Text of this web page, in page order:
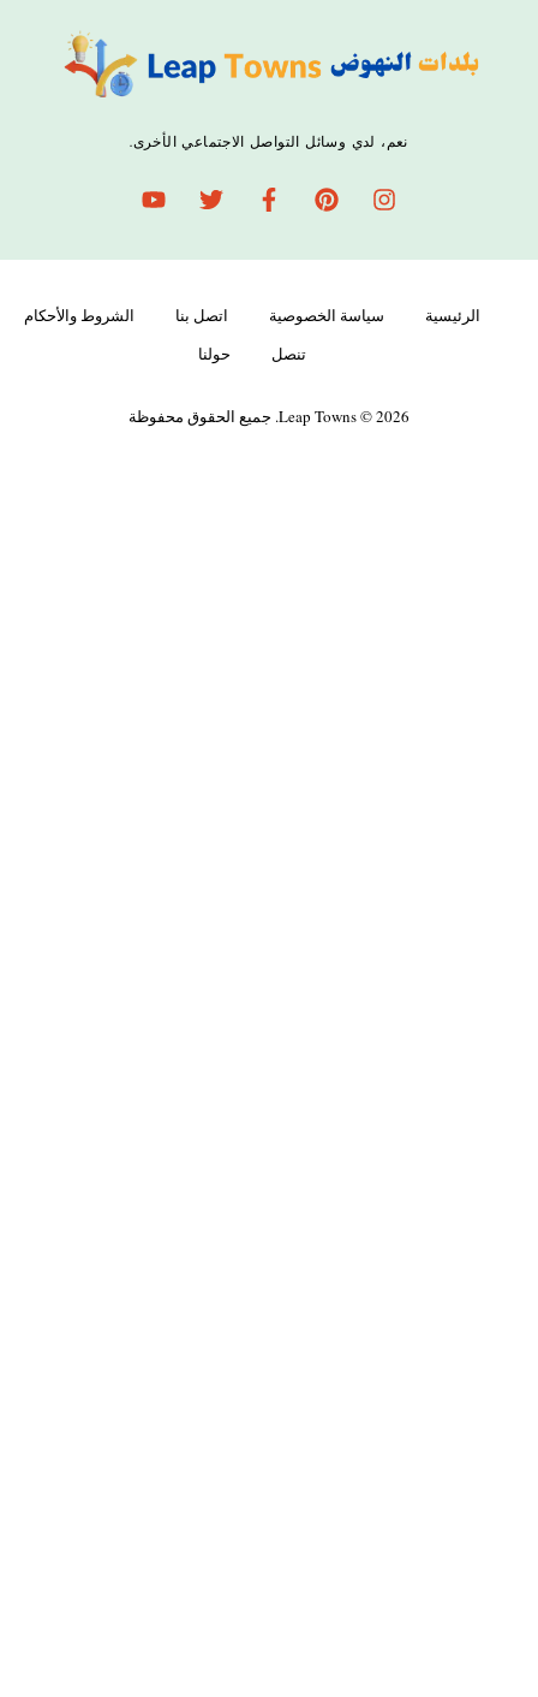
نعم، لدي وسائل التواصل الاجتماعي الأخرى.
الرئيسية سياسة الخصوصية اتصل بنا
الشروط والأحكام
تنصل
Leap Towns © 2026. جميع الحقوق محفوظة